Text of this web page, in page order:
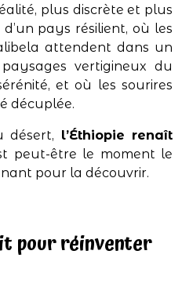
plus discrète et plus
pays résilient, où les
attendent dans un
vertigineux du
et où les sourires
décuplée.
désert, l’Éthiopie renaît
peut-être le moment le
pour la découvrir.
pour réinventer